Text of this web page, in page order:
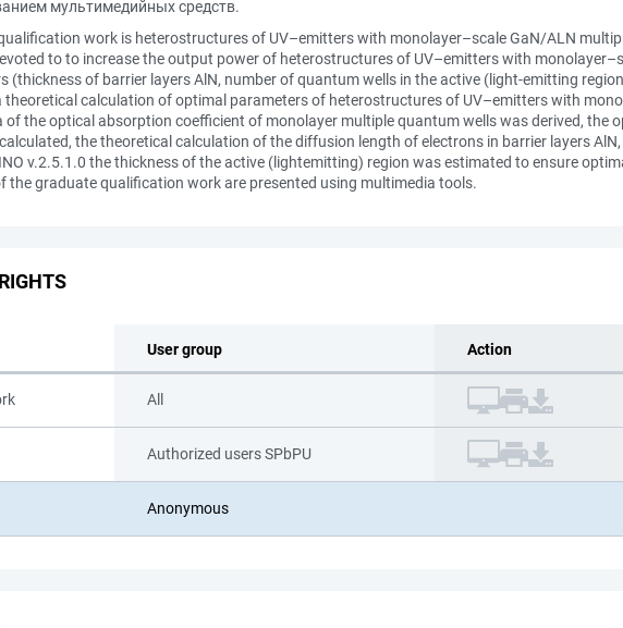
мультимедийных средств.
work is heterostructures of UV–emitters with monolayer–scale GaN/ALN
to to increase the output power of heterostructures of UV–emitters with
(thickness of barrier layers AlN, number of quantum wells in the active (light-emitting
calculation of optimal parameters of heterostructures of UV–emitters with
of the optical absorption coefficient of monolayer multiple quantum wells was derived, the
the theoretical calculation of the diffusion length of electrons in barrier layers
v.2.5.1.0 the thickness of the active (lightemitting) region was estimated to ensure
the graduate qualification work are presented using multimedia tools.
User group Action
All
Authorized users SPbPU
Anonymous